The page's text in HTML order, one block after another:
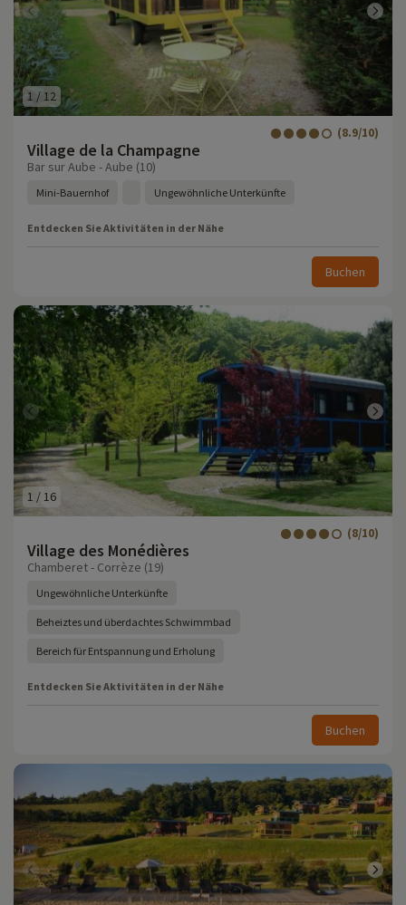
1 / 12
Village de la Champagne
(8.9/10)
Bar sur Aube - Aube (10)
Mini-Bauernhof Ungewöhnliche Unterkünfte
Entdecken Sie Aktivitäten in der Nähe
Buchen
1 / 16
Village des Monédières
(8/10)
Chamberet - Corrèze (19)
Ungewöhnliche Unterkünfte
Beheiztes und überdachtes Schwimmbad
Bereich für Entspannung und Erholung
Entdecken Sie Aktivitäten in der Nähe
Buchen